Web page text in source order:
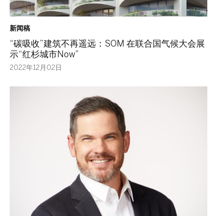
新闻稿
“碳吸收”建筑不再遥远：SOM 在联合国气候大会展
示“红杉城市Now”
2022年12月02日